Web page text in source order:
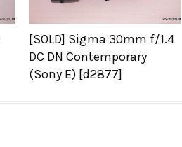
[SOLD] Sigma 30mm f/1.4
DC DN Contemporary
(Sony E) [d2877]